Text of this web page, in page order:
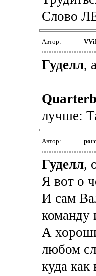
Слово
Автор:
Гуделл,
лучше:
Автор:
Гуделл,
Я вот о
И сам
команду
А
любом
куда